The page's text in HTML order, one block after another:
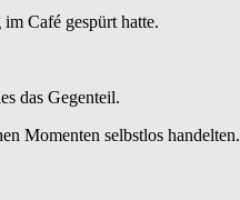
Café gespürt hatte.
das Gegenteil.
Momenten selbstlos handelten.